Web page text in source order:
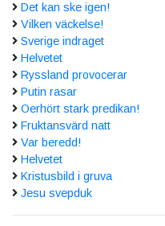
Det kan ske igen!
Vilken väckelse!
Sverige indraget
Helvetet
Ryssland provocerar
Putin rasar
Oerhört stark predikan!
Fruktansvärd natt
Var beredd!
Helvetet
Kristusbild i gruva
Jesu svepduk